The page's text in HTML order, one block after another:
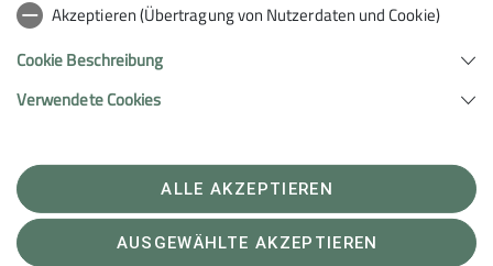
Termine:
Aktuelle Termine findet ihr in unserer
Programmübersicht.
Inhalt:
Sonstiges
Unterstütze uns
Sektion Heilbronn des Deutschen Alpenvereins e.V.
Telefon +497131679933
Akzeptieren (Übertragung von Nutzerdaten und Cookie)
Cookie Beschreibung
Verwendete Cookies
ALLE AKZEPTIEREN
AUSGEWÄHLTE AKZEPTIEREN